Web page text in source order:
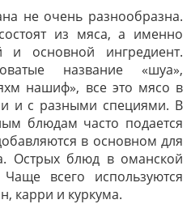
не очень разнообразна.
из мяса, а именно
и основной ингредиент.
название «шуа»,
нашиф», все это мясо в
и с разными специями. В
блюдам часто подается
в основном для
Острых блюд в оманской
всего используются
карри и куркума.